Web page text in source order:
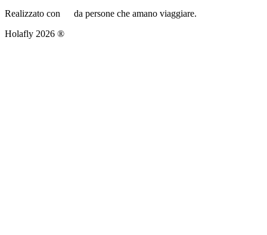
Realizzato con
da persone che amano viaggiare.
Holafly 2026 ®